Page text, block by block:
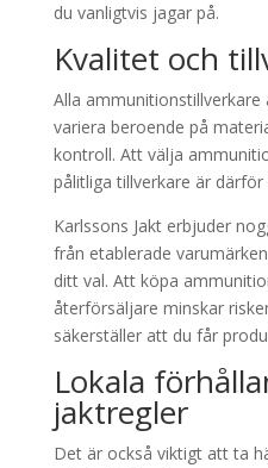
du vanligtvis jagar på.
Kvalitet och
Alla ammunitionstillverkare
variera beroende på
kontroll. Att välja
pålitliga tillverkare är
Karlssons Jakt erbjuder
från etablerade
ditt val. Att köpa
återförsäljare minskar
säkerställer att du får
Lokala
jaktregler
Det är också viktigt att ta